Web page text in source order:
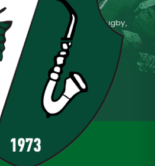
3 mars 2021
Campus Rugby Ecole de Rugby,
Juniors, M12,M14 M8,
2021
Séniors
d'apprentissage